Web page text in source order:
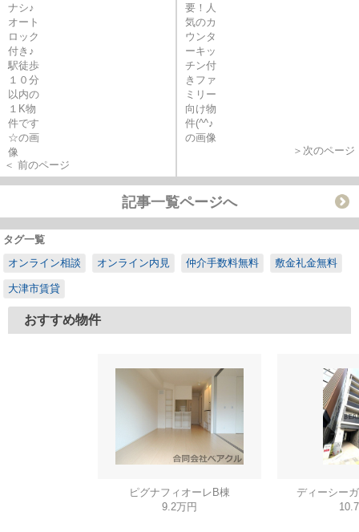
＜ 前のページ
＞次のページ
記事一覧ページへ
タグ一覧
オンライン相談
オンライン内見 仲介手数料無料 敷金礼金無料
大津市賃貸
おすすめ物件
ピグナフィオーレB棟
9.2万円
ディーシー